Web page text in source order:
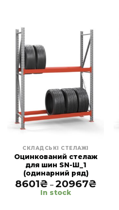
СКЛАДСЬКІ СТЕЛАЖІ
Оцинкований стелаж
для шин SN-Ш_1
(одинарний ряд)
8601₴ – 20967₴Price
In stock